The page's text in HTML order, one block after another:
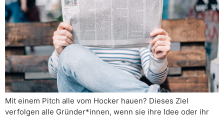
Mit einem Pitch alle vom Hocker hauen? Dieses Ziel
verfolgen alle Gründer*innen, wenn sie ihre Idee oder ihr